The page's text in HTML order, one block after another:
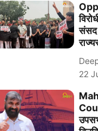
संसद
22